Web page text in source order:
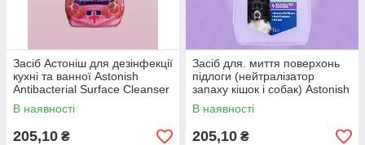
Засіб Астоніш для дезінфекції
кухні та ванної Astonish
Antibacterial Surface Cleanser
750 мл.
В наявності
205,10 ₴
Засіб для. миття поверхонь
підлоги (нейтралізатор
запаху кішок і собак) Astonish
Pet Fresh 1000 мл
В наявності
205,10 ₴